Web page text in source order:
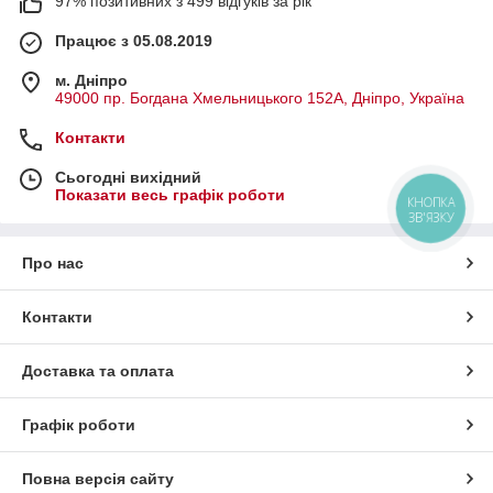
Працює з 05.08.2019
м. Дніпро
49000 пр. Богдана Хмельницького 152А, Дніпро, Україна
Контакти
Сьогодні вихідний
Показати весь графік роботи
Про нас
Контакти
Доставка та оплата
Графік роботи
Повна версія сайту
КНОПКА
ЗВ'ЯЗКУ